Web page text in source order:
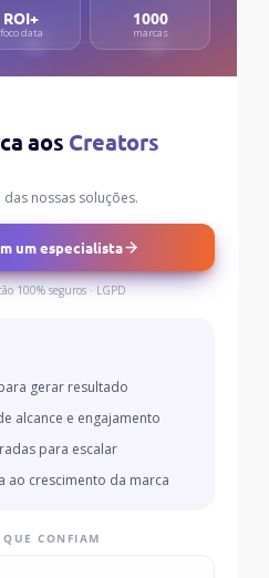
ROI+
foco data
1000
marcas
aos Creators
nossas soluções.
um especialista
100% seguros · LGPD
gerar resultado
alcance e engajamento
para escalar
ao crescimento da marca
QUE CONFIAM